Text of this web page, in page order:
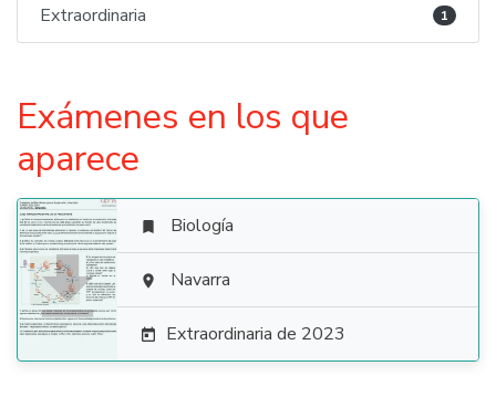
Extraordinaria 1
Exámenes en los que
aparece

 Biología
 Navarra
 Extraordinaria de 2023